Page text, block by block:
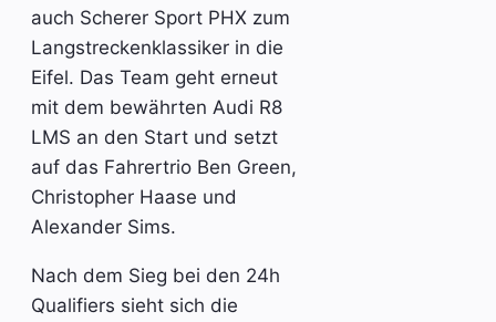
auch Scherer Sport PHX zum
Langstreckenklassiker in die
Eifel. Das Team geht erneut
mit dem bewährten Audi R8
LMS an den Start und setzt
auf das Fahrertrio Ben Green,
Christopher Haase und
Alexander Sims.
Nach dem Sieg bei den 24h
Qualifiers sieht sich die